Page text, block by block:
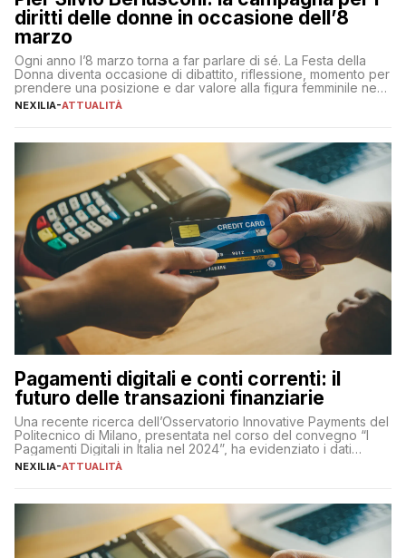
diritti delle donne in occasione dell’8
marzo
Ogni anno l’8 marzo torna a far parlare di sé. La Festa della
Donna diventa occasione di dibattito, riflessione, momento per
prendere una posizione e dar valore alla figura femminile nella
sua complessità e crucialità. A lanciare un messaggio “forte e
NEXILIA-ATTUALITÀ
Pagamenti digitali e conti correnti: il
futuro delle transazioni finanziarie
Una recente ricerca dell’Osservatorio Innovative Payments del
Politecnico di Milano, presentata nel corso del convegno “I
Pagamenti Digitali in Italia nel 2024”, ha evidenziato i dati
definitivi del primo semestre 2024 relativamente alle
NEXILIA-ATTUALITÀ